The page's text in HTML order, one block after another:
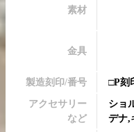
素材
金具
製造刻印/番号 □P刻
アクセサリー
など
ショ
デナ,